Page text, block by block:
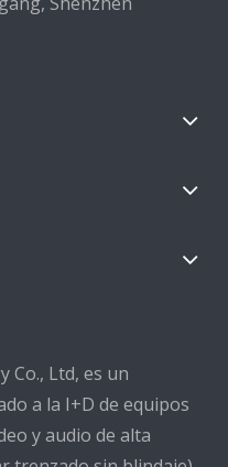
Co., Ltd, es un
a la I+D de equipos
y audio de alta